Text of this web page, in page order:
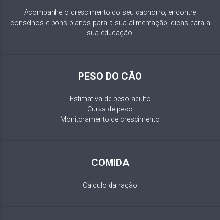
Acompanhe o crescimento do seu cachorro, encontre
conselhos e bons planos para a sua alimentação, dicas para a
sua educação.
PESO DO CÃO
Estimativa de peso adulto
Curva de peso
Monitoramento de crescimento
COMIDA
Cálculo da ração